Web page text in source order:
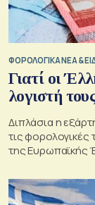
ΦΟΡΟΛΟΓΙΚΑ ΝΕΑ &
Γιατί οι
λογιστή
Διπλάσια η
τις
της Ευρωπαϊκής